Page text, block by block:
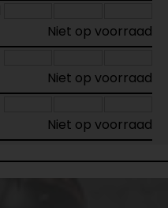
Niet op voorraad
Niet op voorraad
Niet op voorraad